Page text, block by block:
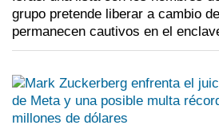
grupo pretende liberar a cambio
permanecen cautivos en el